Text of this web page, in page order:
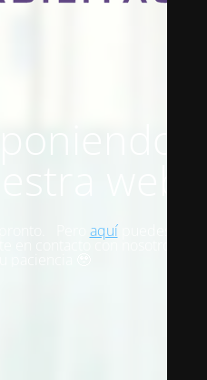
web
Pero aquípuedes ver
en contacto con nosotros.
paciencia 🥹